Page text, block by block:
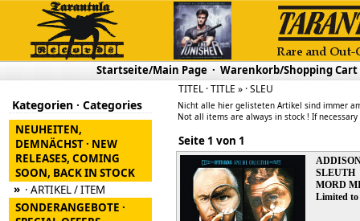
Startseite/Main Page · Warenkorb/Shopping Cart
Kategorien · Categories
NEUHEITEN,
DEMNÄCHST · NEW
RELEASES, COMING
SOON, BACK IN STOCK
» · ARTIKEL / ITEM
SONDERANGEBOTE ·
TITEL · TITLE » · SLEU
Nicht alle hier gelisteten Artikel sind immer
Not all items are always in stock ! If
Seite 1 von 1
SLEUTH
MORD
Limited to